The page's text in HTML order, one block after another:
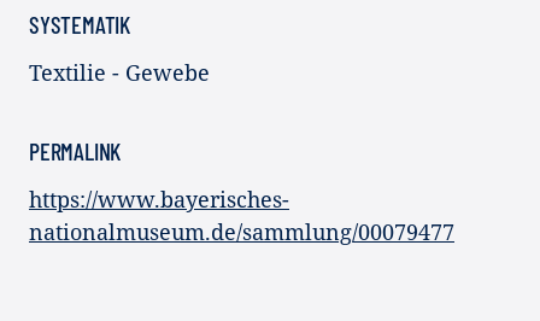
SYSTEMATIK
Textilie - Gewebe
PERMALINK
https://www.bayerisches-
nationalmuseum.de/sammlung/00079477